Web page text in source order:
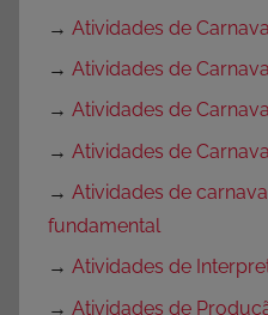
→ Atividades de
→ Atividades de
→ Atividades de
→ Atividades de
→ Atividades de
fundamental
→ Atividades de
→ Atividades de